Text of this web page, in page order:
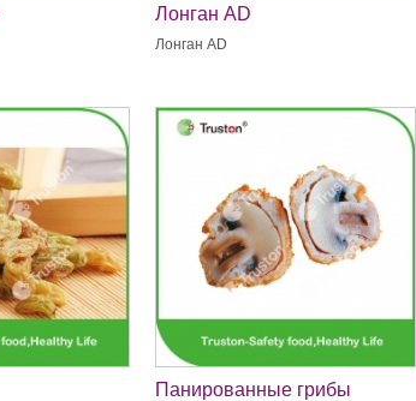
Лонган AD
Лонган AD
Панированные грибы